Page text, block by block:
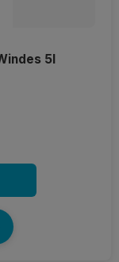
5l